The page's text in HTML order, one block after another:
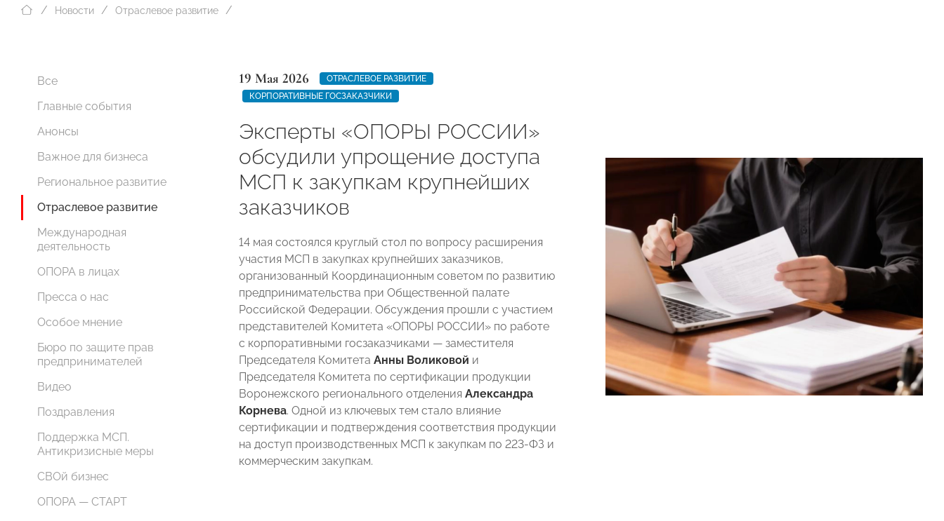
Новости Отраслевое развитие
Все
Главные события
Анонсы
Важное для бизнеса
Региональное развитие
Отраслевое развитие
Международная
деятельность
ОПОРА в лицах
Пресса о нас
Особое мнение
Бюро по защите прав
предпринимателей
Видео
Поздравления
Поддержка МСП.
Антикризисные меры
СВОй бизнес
ОПОРА — СТАРТ
19 Мая 2026
ОТРАСЛЕВОЕ РАЗВИТИЕ
КОРПОРАТИВНЫЕ ГОСЗАКАЗЧИКИ
Эксперты «ОПОРЫ РОССИИ»
обсудили упрощение доступа
МСП к закупкам крупнейших
заказчиков
14 мая состоялся круглый стол по вопросу расширения
участия МСП в закупках крупнейших заказчиков,
организованный Координационным советом по развитию
предпринимательства при Общественной палате
Российской Федерации. Обсуждения прошли с участием
представителей Комитета «ОПОРЫ РОССИИ» по работе
с корпоративными госзаказчиками — заместителя
Председателя Комитета Анны Воликовой и
Председателя Комитета по сертификации продукции
Воронежского регионального отделения Александра
Корнева. Одной из ключевых тем стало влияние
сертификации и подтверждения соответствия продукции
на доступ производственных МСП к закупкам по 223-ФЗ и
коммерческим закупкам.